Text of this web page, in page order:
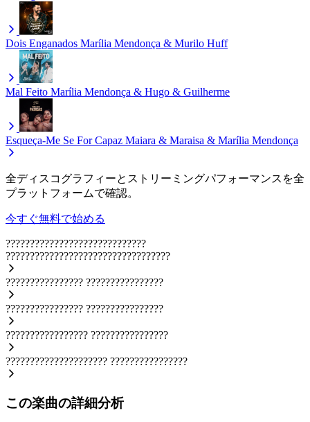
Dois Enganados Marília Mendonça & Murilo Huff
Mal Feito Marília Mendonça & Hugo & Guilherme
Esqueça-Me Se For Capaz Maiara & Maraisa & Marília Mendonça
全ディスコグラフィーとストリーミングパフォーマンスを全
プラットフォームで確認。
今すぐ無料で始める
?????????????????????????????
??????????????????????????????????
???????????????? ????????????????
???????????????? ????????????????
????????????????? ????????????????
????????????????????? ????????????????
この楽曲の詳細分析